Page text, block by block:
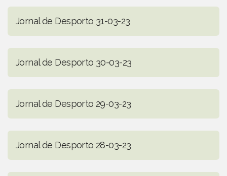
Jornal de Desporto 31-03-23
Jornal de Desporto 30-03-23
Jornal de Desporto 29-03-23
Jornal de Desporto 28-03-23